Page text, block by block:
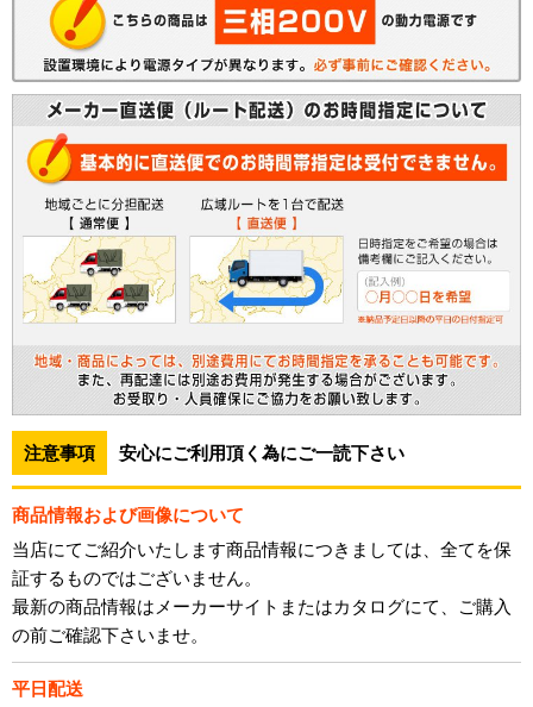
注意事項 安心にご利用頂く為にご一読下さい
商品情報および画像について
当店にてご紹介いたします商品情報につきましては、全てを保
証するものではございません。
最新の商品情報はメーカーサイトまたはカタログにて、ご購入
の前ご確認下さいませ。
平日配送